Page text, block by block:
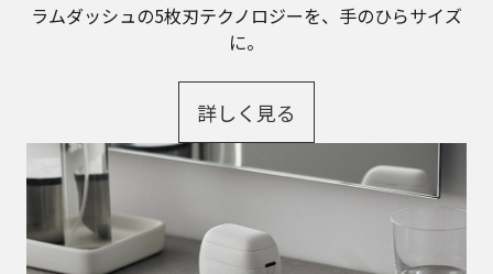
ラムダッシュの5枚刃テクノロジーを、手のひらサイズ
に。
詳しく見る